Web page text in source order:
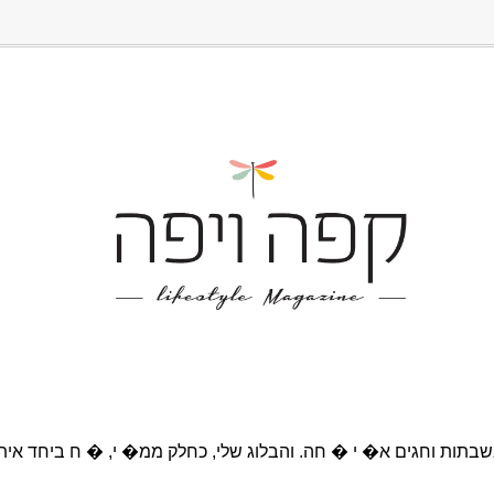
וחגים א� י � חה. והבלוג שלי, כחלק ממ� י, � ח ביחד